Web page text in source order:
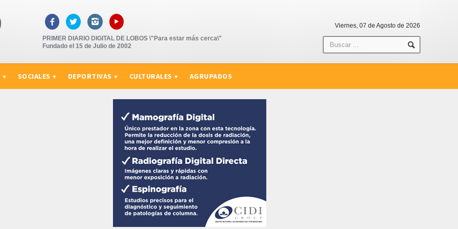
   ▸
PRIMER DIARIO DIGITAL DE LOBOS \"Para estar más cerca\"
Fundado el 15 de Julio de 2002
Viernes, 07 de Agosto de 2026
SOCIALES DEPORTIVAS CULTURALES AGRUPADOS